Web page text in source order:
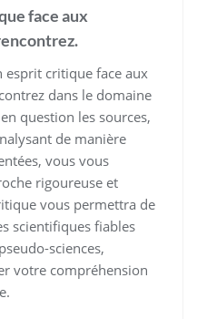
face aux
esprit critique face aux
dans le domaine
question les sources,
de manière
vous vous
rigoureuse et
vous permettra de
scientifiques fiables
sciences,
votre compréhension